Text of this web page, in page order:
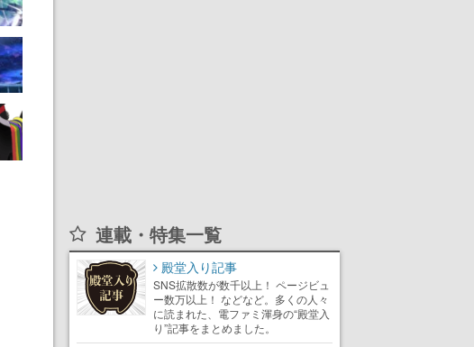
連載・特集一覧
殿堂入り記事
SNS拡散数が数千以上！ ページビュ
ー数万以上！ などなど。多くの人々
に読まれた、電ファミ渾身の“殿堂入
り”記事をまとめました。